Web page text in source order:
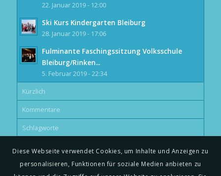
22. Januar 2019 - 12:00
Ski Kurs Kindergarten Bleiburg
28. Januar 2019 - 17:06
Fulminante Faschingssitzung Volksschule
Bleiburg/Rinken...
5. Februar 2019 - 22:34
Kürzlich
Kommentare
Schlagworte
Diese Webseite verwendet Cookies, um Inhalte und Anzeigen zu
personalisieren, Funktionen für soziale Medien anbieten zu